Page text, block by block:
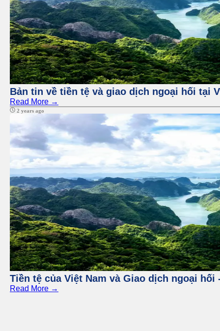
Bản tin về tiền tệ và giao dịch ngoại hối tại
Read More →
2 years ago
Tiền tệ của Việt Nam và Giao dịch ngoại
Read More →